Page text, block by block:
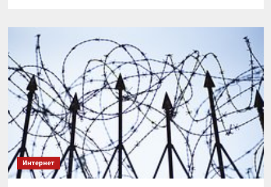
Интернет